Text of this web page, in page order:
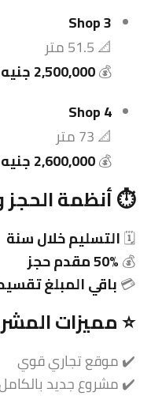
Shop 3
📐 51.5 متر
💰2,500,000 جنيه
Shop 4
📐 73 متر
💰2,600,000 جنيه
⏱️ أنظمة الحجز
🗓️التسليم خلال سنة
💰50% مقدم حجز
💳باقي المبلغ
⭐ مميزات
✔️ موقع تجاري قوي
✔️ مشروع جديد